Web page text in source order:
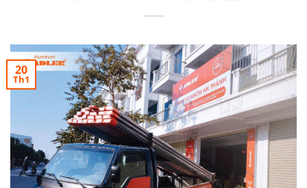
20
Th1